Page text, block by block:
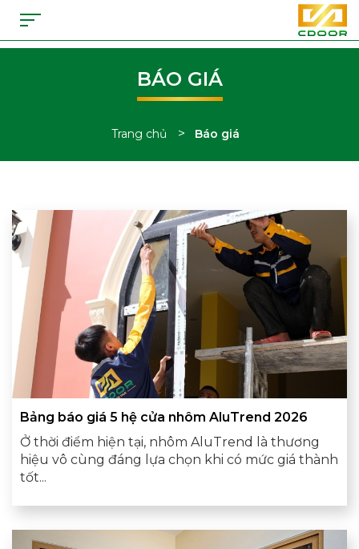
BÁO GIÁ
Trang chủ > Báo giá
Bảng báo giá 5 hệ cửa nhôm AluTrend 2026
Ở thời điểm hiện tại, nhôm AluTrend là thương
hiệu vô cùng đáng lựa chọn khi có mức giá thành
tốt...